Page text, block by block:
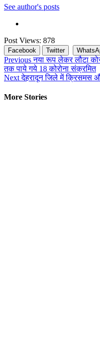
See author's posts
Post Views: 878
Facebook Twitter
Continue
Reading
Previousनया रूप लेकर लौटा
तक पाये गये 18 कोरोना संक्रमित
Nextदेहरादून जिले में क्रिसमस
More Stories